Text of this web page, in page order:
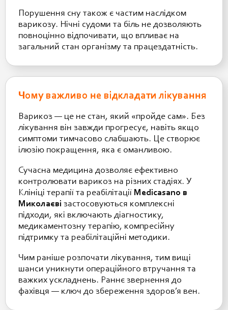
Порушення сну також є частим наслідком
варикозу. Нічні судоми та біль не дозволяють
повноцінно відпочивати, що впливає на
загальний стан організму та працездатність.
Чому важливо не відкладати лікування
Варикоз — це не стан, який «пройде сам». Без
лікування він завжди прогресує, навіть якщо
симптоми тимчасово слабшають. Це створює
ілюзію покращення, яка є оманливою.
Сучасна медицина дозволяє ефективно
контролювати варикоз на різних стадіях. У
Клініці терапії та реабілітації Medicasano в
Миколаєві застосовуються комплексні
підходи, які включають діагностику,
медикаментозну терапію, компресійну
підтримку та реабілітаційні методики.
Чим раніше розпочати лікування, тим вищі
шанси уникнути операційного втручання та
важких ускладнень. Раннє звернення до
фахівця — ключ до збереження здоров’я вен.